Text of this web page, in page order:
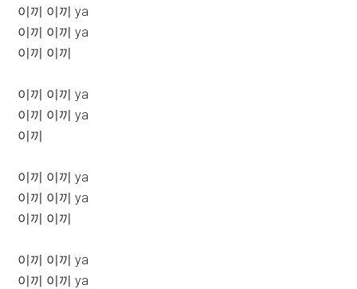
이끼 이끼 ya
이끼 이끼 ya
이끼 이끼
이끼 이끼 ya
이끼 이끼 ya
이끼
이끼 이끼 ya
이끼 이끼 ya
이끼 이끼
이끼 이끼 ya
이끼 이끼 ya